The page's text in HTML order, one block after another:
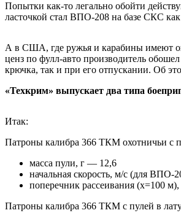
Попытки как-то легально обойти
ласточкой стал ВПО-208 на базе СКС
А в США, где ружья и карабины имеют
ценз по фулл-авто производитель
крючка, так и при его отпускании. Об
«Техкрим» выпускает два типа
Итак:
Патроны калибра 366 ТКМ охотничьи с
масса пули, г — 12,6
начальная скорость, м/с (для ВПО-
поперечник рассеивания (х=100
Патроны калибра 366 ТКМ с пулей в